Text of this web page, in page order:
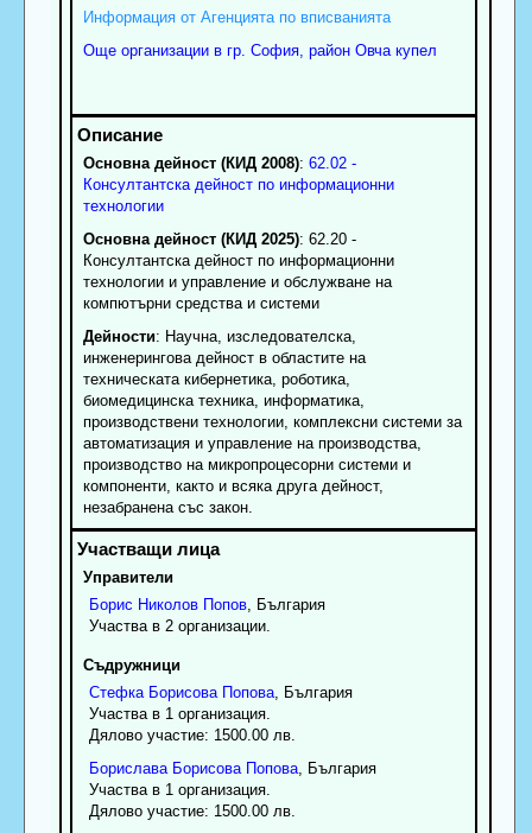
Информация от Агенцията по вписванията
Още организации в гр. София, район Овча купел
Основна дейност (КИД 2008): 62.02 -
Консултантска дейност по информационни
технологии
Основна дейност (КИД 2025): 62.20 -
Консултантска дейност по информационни
технологии и управление и обслужване на
компютърни средства и системи
Дейности: Научна, изследователска,
инженерингова дейност в областите на
техническата кибернетика, роботика,
биомедицинска техника, информатика,
производствени технологии, комплексни системи за
автоматизация и управление на производства,
производство на микропроцесорни системи и
компоненти, както и всяка друга дейност,
незабранена със закон.
Управители
Борис Николов Попов, България
Участва в 2 организации.
Съдружници
Стефка Борисова Попова, България
Участва в 1 организация.
Дялово участие: 1500.00 лв.
Борислава Борисова Попова, България
Участва в 1 организация.
Дялово участие: 1500.00 лв.